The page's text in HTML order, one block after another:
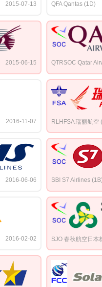
2015-07-13 QFA Qantas (1D)
2015-06-15 QTRSOC Qatar
2016-11-07 RLHFSA 瑞丽航空
2016-06-06 SBI S7 Airlines
2016-02-02 SJO 春秋航空日本